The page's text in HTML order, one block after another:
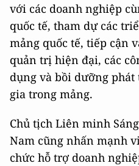
với các doanh nghiệp
quốc tế, tham dự các
mảng quốc tế, tiếp cận
quản trị hiện đại, các
dụng và bồi dưỡng
gia trong mảng.
Chủ tịch Liên minh
Nam cũng nhấn mạnh
chức hỗ trợ doanh